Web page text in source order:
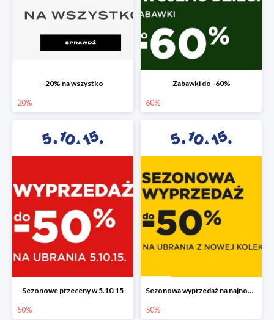
-20% na wszystko
20%
Zabawki do -60%
60%
Sezonowe przeceny w 5.10.15
50%
Sezonowa wyprzedaż na najnowszą kolekcję do -50%
50%